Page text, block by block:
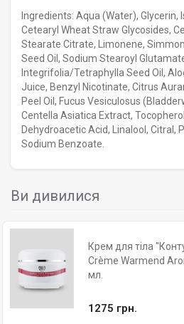
Ingredients: Aqua (Water), Glycerin,
Cetearyl Wheat Straw Glycosides,
Stearate Citrate, Limonene,
Seed Oil, Sodium Stearoyl
Integrifolia/Tetraphylla Seed Oil,
Juice, Benzyl Nicotinate, Citrus
Peel Oil, Fucus Vesiculosus
Centella Asiatica Extract,
Dehydroacetic Acid, Linalool, Citral,
Sodium Benzoate.
Ви дивилися
Крем для тіла
Crème Warmend
мл.
1275 грн.